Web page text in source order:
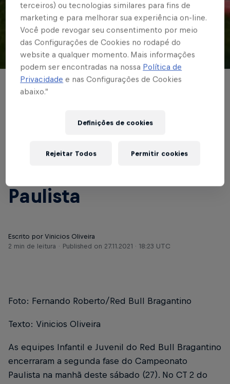
© Red Bull Bragantino
BASE MASCULINA
com derrota; Sub-17
do Braga garante vaga
Paulista
Escrito por Vinicios Oliveira
2 min de leitura
Published on 27.11.2021 · 18:23 UTC
Foto: Fernando Roberto/Red Bull Bragantino
Texto: Vinicios Oliveira
As equipes Infantil e Juvenil do Red Bull Bragantino
encerraram a segunda fase do Campeonato
Paulista na manhã deste sábado (27). No CT 2 do
terceiros) ou tecnologias similares para fins de
marketing e para melhorar sua experiência on-line.
Você pode revogar seu consentimento por meio
das Configurações de Cookies no rodapé do
website a qualquer momento. Mais informações
podem ser encontradas na nossa Política de
Privacidade e nas Configurações de Cookies
abaixo.”
Definições de cookies
Rejeitar Todos Permitir cookies